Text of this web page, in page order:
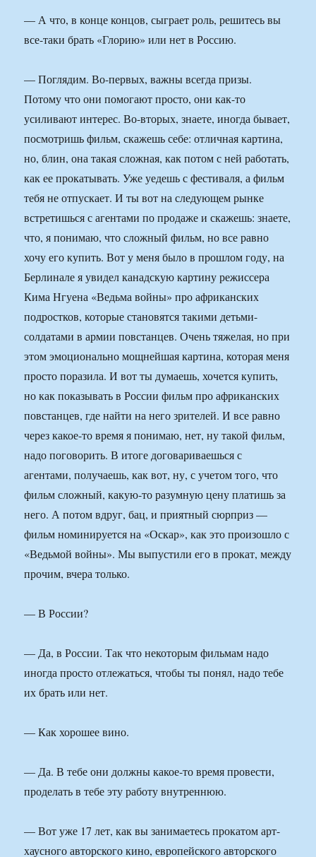
— А что, в конце концов, сыграет роль, решитесь вы
все-таки брать «Глорию» или нет в Россию.
— Поглядим. Во-первых, важны всегда призы.
Потому что они помогают просто, они как-то
усиливают интерес. Во-вторых, знаете, иногда бывает,
посмотришь фильм, скажешь себе: отличная картина,
но, блин, она такая сложная, как потом с ней работать,
как ее прокатывать. Уже уедешь с фестиваля, а фильм
тебя не отпускает. И ты вот на следующем рынке
встретишься с агентами по продаже и скажешь: знаете,
что, я понимаю, что сложный фильм, но все равно
хочу его купить. Вот у меня было в прошлом году, на
Берлинале я увидел канадскую картину режиссера
Кима Нгуена «Ведьма войны» про африканских
подростков, которые становятся такими детьми-
солдатами в армии повстанцев. Очень тяжелая, но при
этом эмоционально мощнейшая картина, которая меня
просто поразила. И вот ты думаешь, хочется купить,
но как показывать в России фильм про африканских
повстанцев, где найти на него зрителей. И все равно
через какое-то время я понимаю, нет, ну такой фильм,
надо поговорить. В итоге договариваешься с
агентами, получаешь, как вот, ну, с учетом того, что
фильм сложный, какую-то разумную цену платишь за
него. А потом вдруг, бац, и приятный сюрприз —
фильм номинируется на «Оскар», как это произошло с
«Ведьмой войны». Мы выпустили его в прокат, между
прочим, вчера только.
— В России?
— Да, в России. Так что некоторым фильмам надо
иногда просто отлежаться, чтобы ты понял, надо тебе
их брать или нет.
— Как хорошее вино.
— Да. В тебе они должны какое-то время провести,
проделать в тебе эту работу внутреннюю.
— Вот уже 17 лет, как вы занимаетесь прокатом арт-
хаусного авторского кино, европейского авторского